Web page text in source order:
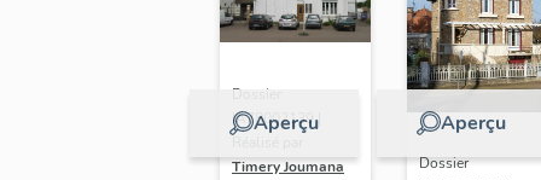
Aperçu
Dossier
IA78002139 |
Timery Joumana
Aperçu
Dossier